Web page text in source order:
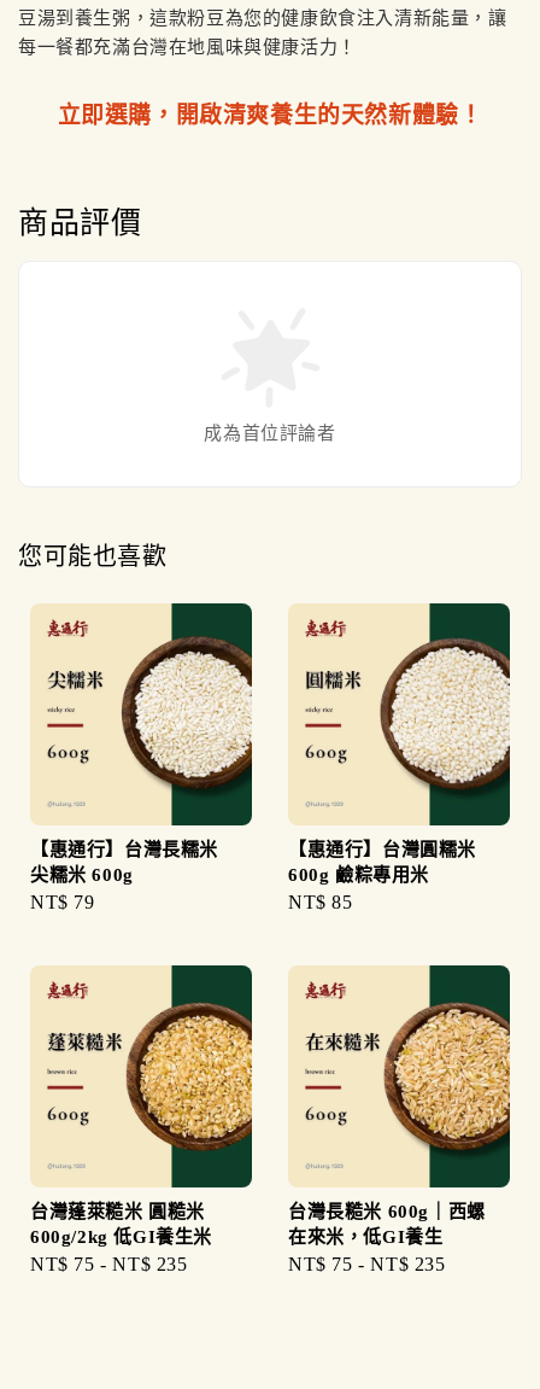
豆湯到養生粥，這款粉豆為您的健康飲食注入清新能量，讓
每一餐都充滿台灣在地風味與健康活力！
立即選購，開啟清爽養生的天然新體驗！
商品評價
成為首位評論者
您可能也喜歡
【惠通行】台灣長糯米
尖糯米 600g
Regular
NT$ 79
【惠通行】台灣圓糯米
600g 鹼粽專用米
Regular
NT$ 85
台灣蓬萊糙米 圓糙米
600g/2kg 低GI養生米
Regular
NT$ 75 -NT$ 235
台灣長糙米 600g｜西螺
在來米，低GI養生
Regular
NT$ 75 -NT$ 235